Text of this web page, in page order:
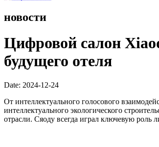
новости
Цифровой салон
будущего отеля
Date: 2024-12-24
От интеллектуального голосового
интеллектуального экологического
отрасли. Сяоду всегда играл ключевую роль